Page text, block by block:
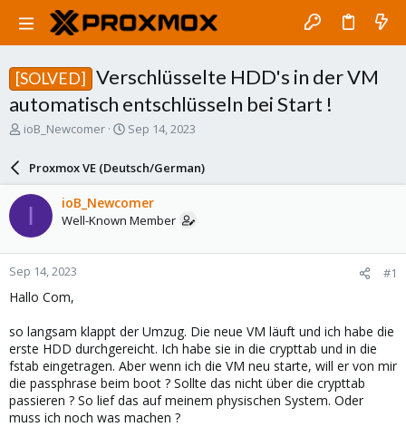
[SOLVED]
Verschlüsselte HDD's in der VM
automatisch entschlüsseln bei Start !
T
a
t
a
r
t
e
ioB_Newcomer
S
a
r
d
a
e
Sep 14, 2023
Proxmox VE (Deutsch/German)
I ioB_Newcomer
Well-Known Member
Sep 14, 2023 #1
Hallo Com,
so langsam klappt der Umzug. Die neue VM läuft und ich habe die
erste HDD durchgereicht. Ich habe sie in die crypttab und in die
fstab eingetragen. Aber wenn ich die VM neu starte, will er von mir
die passphrase beim boot ? Sollte das nicht über die crypttab
passieren ? So lief das auf meinem physischen System. Oder
muss ich noch was machen ?